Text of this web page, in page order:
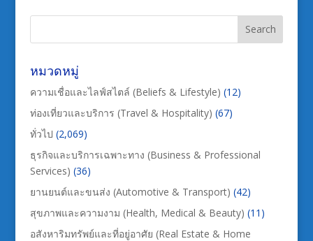
หมวดหมู่
ความเชื่อและไลฟ์สไตล์ (Beliefs & Lifestyle) (12)
ท่องเที่ยวและบริการ (Travel & Hospitality) (67)
ทั่วไป (2,069)
ธุรกิจและบริการเฉพาะทาง (Business & Professional
Services) (36)
ยานยนต์และขนส่ง (Automotive & Transport) (42)
สุขภาพและความงาม (Health, Medical & Beauty) (11)
อสังหาริมทรัพย์และที่อยู่อาศัย (Real Estate & Home